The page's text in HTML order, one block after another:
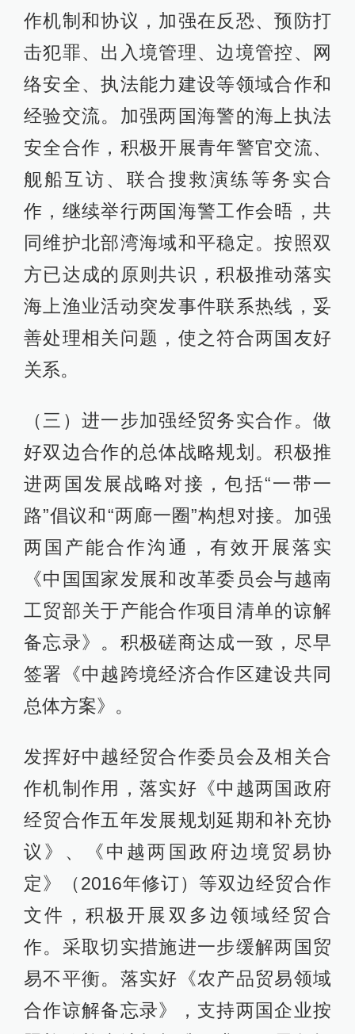
作机制和协议，加强在反恐、预防打
击犯罪、出入境管理、边境管控、网
络安全、执法能力建设等领域合作和
经验交流。加强两国海警的海上执法
安全合作，积极开展青年警官交流、
舰船互访、联合搜救演练等务实合
作，继续举行两国海警工作会晤，共
同维护北部湾海域和平稳定。按照双
方已达成的原则共识，积极推动落实
海上渔业活动突发事件联系热线，妥
善处理相关问题，使之符合两国友好
关系。
（三）进一步加强经贸务实合作。做
好双边合作的总体战略规划。积极推
进两国发展战略对接，包括“一带一
路”倡议和“两廊一圈”构想对接。加强
两国产能合作沟通，有效开展落实
《中国国家发展和改革委员会与越南
工贸部关于产能合作项目清单的谅解
备忘录》。积极磋商达成一致，尽早
签署《中越跨境经济合作区建设共同
总体方案》。
发挥好中越经贸合作委员会及相关合
作机制作用，落实好《中越两国政府
经贸合作五年发展规划延期和补充协
议》、《中越两国政府边境贸易协
定》（2016年修订）等双边经贸合作
文件，积极开展双多边领域经贸合
作。采取切实措施进一步缓解两国贸
易不平衡。落实好《农产品贸易领域
合作谅解备忘录》，支持两国企业按